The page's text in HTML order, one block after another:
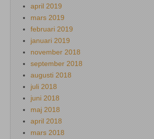
april 2019
mars 2019
februari 2019
januari 2019
november 2018
september 2018
augusti 2018
juli 2018
juni 2018
maj 2018
april 2018
mars 2018